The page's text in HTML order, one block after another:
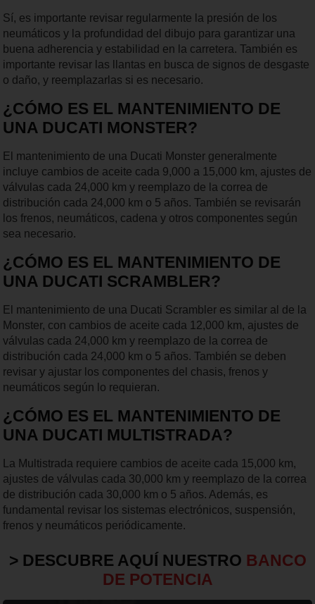
Sí, es importante revisar regularmente la presión de los
neumáticos y la profundidad del dibujo para garantizar una
buena adherencia y estabilidad en la carretera. También es
importante revisar las llantas en busca de signos de desgaste
o daño, y reemplazarlas si es necesario.
¿CÓMO ES EL MANTENIMIENTO DE
UNA DUCATI MONSTER?
El mantenimiento de una Ducati Monster generalmente
incluye cambios de aceite cada 9,000 a 15,000 km, ajustes de
válvulas cada 24,000 km y reemplazo de la correa de
distribución cada 24,000 km o 5 años. También se revisarán
los frenos, neumáticos, cadena y otros componentes según
sea necesario.
¿CÓMO ES EL MANTENIMIENTO DE
UNA DUCATI SCRAMBLER?
El mantenimiento de una Ducati Scrambler es similar al de la
Monster, con cambios de aceite cada 12,000 km, ajustes de
válvulas cada 24,000 km y reemplazo de la correa de
distribución cada 24,000 km o 5 años. También se deben
revisar y ajustar los componentes del chasis, frenos y
neumáticos según lo requieran.
¿CÓMO ES EL MANTENIMIENTO DE
UNA DUCATI MULTISTRADA?
La Multistrada requiere cambios de aceite cada 15,000 km,
ajustes de válvulas cada 30,000 km y reemplazo de la correa
de distribución cada 30,000 km o 5 años. Además, es
fundamental revisar los sistemas electrónicos, suspensión,
frenos y neumáticos periódicamente.
> DESCUBRE AQUÍ NUESTRO BANCO
DE POTENCIA